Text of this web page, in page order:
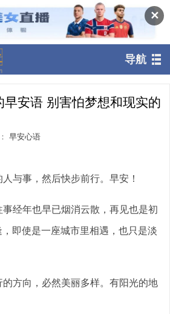
✕
导航
早安语 别害怕梦想和现实的
早安心语
与事，然后快步前行。早安！
经年也早已烟消云散，再见也是初
即使是一座城市里相遇，也只是淡
方向，必然美丽多样。有阳光的地